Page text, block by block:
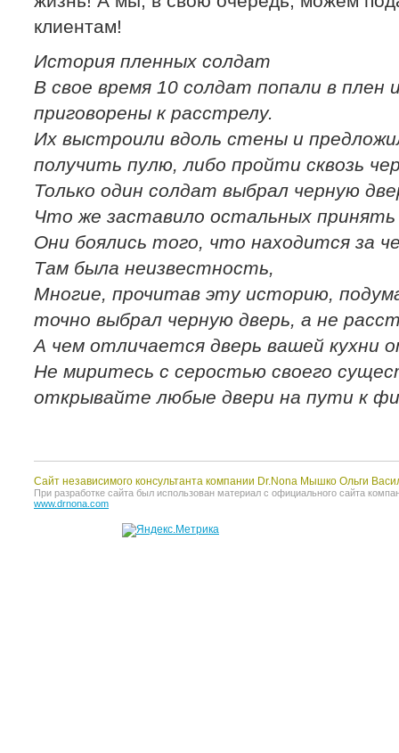
клиентам!
История пленных солдат
В свое время 10 солдат попали в плен
приговорены к расстрелу.
Их выстроили вдоль стены и
получить пулю, либо пройти сквозь
Только один солдат выбрал черную
Что же заставило остальных
Они боялись того, что находится за
Там была неизвестность,
Многие, прочитав эту историю,
точно выбрал черную дверь, а не
А чем отличается дверь вашей кухни
Не миритесь с серостью своего
открывайте любые двери на пути к
Сайт независимого консультанта компании Dr.Nona Мышко Ольги
При разработке сайта был использован материал с официального сайта
www.drnona.com